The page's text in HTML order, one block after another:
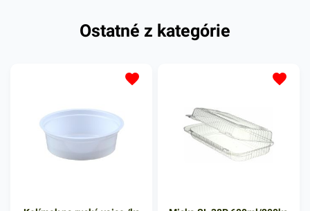
Ostatné z kategórie